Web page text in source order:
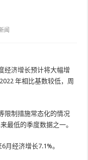
闻
经济增长预计将大幅增
年相比基数较低，周
限制措施常态化的情况
最低的季度数据之一。
月经济增长7.1%。